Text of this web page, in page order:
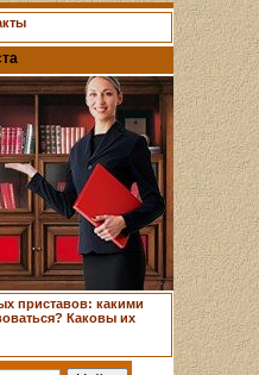
приставов: какими
Каковы их